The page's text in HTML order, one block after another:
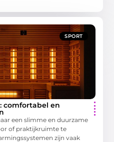
SPORT
comfortabel en
een slimme en duurzame
of praktijkruimte te
zijn vaak